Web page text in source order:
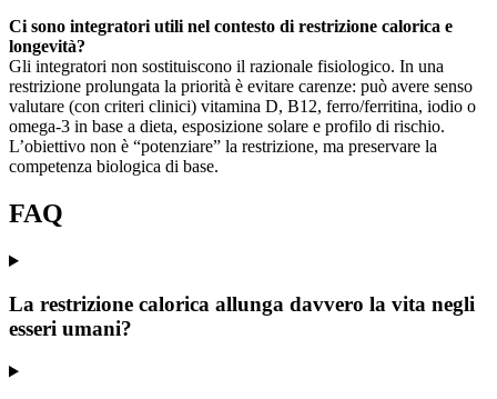
Ci sono integratori utili nel contesto di restrizione calorica e
longevità?
Gli integratori non sostituiscono il razionale fisiologico. In una
restrizione prolungata la priorità è evitare carenze: può avere senso
valutare (con criteri clinici) vitamina D, B12, ferro/ferritina, iodio o
omega-3 in base a dieta, esposizione solare e profilo di rischio.
L’obiettivo non è “potenziare” la restrizione, ma preservare la
competenza biologica di base.
FAQ
La restrizione calorica allunga davvero la vita negli
esseri umani?